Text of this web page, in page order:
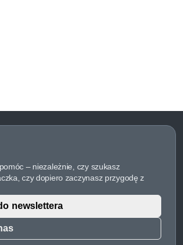
– niezależnie, czy szukasz
czy dopiero zaczynasz przygodę z
newslettera